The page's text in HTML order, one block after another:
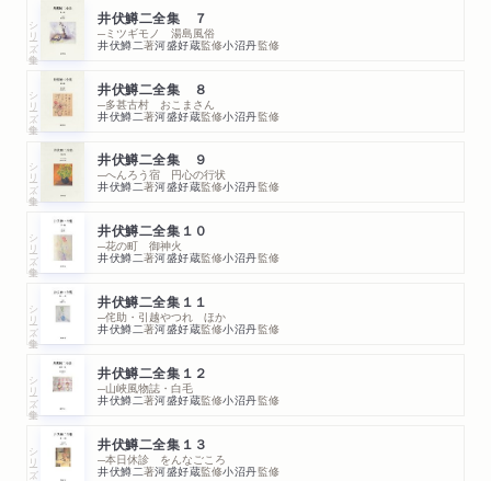
シリーズ・全集 井伏鱒二全集 ７
─ミツギモノ 湯島風俗
井伏鱒二著河盛好蔵監修小沼丹監修
シリーズ・全集 井伏鱒二全集 ８
─多甚古村 おこまさん
井伏鱒二著河盛好蔵監修小沼丹監修
シリーズ・全集 井伏鱒二全集 ９
─へんろう宿 円心の行状
井伏鱒二著河盛好蔵監修小沼丹監修
シリーズ・全集 井伏鱒二全集１０
─花の町 御神火
井伏鱒二著河盛好蔵監修小沼丹監修
シリーズ・全集 井伏鱒二全集１１
─侘助・引越やつれ ほか
井伏鱒二著河盛好蔵監修小沼丹監修
シリーズ・全集 井伏鱒二全集１２
─山峽風物誌・白毛
井伏鱒二著河盛好蔵監修小沼丹監修
シリーズ・全集 井伏鱒二全集１３
─本日休診 をんなごころ
井伏鱒二著河盛好蔵監修小沼丹監修